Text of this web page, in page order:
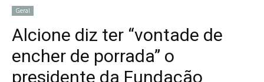
Geral
Alcione diz ter “vontade de
encher de porrada” o
presidente da Fundação